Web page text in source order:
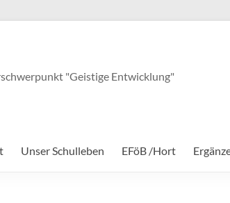
"Geistige Entwicklung"
Unser Schulleben EFöB /Hort